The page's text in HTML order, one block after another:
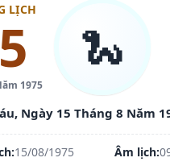
LỊCH
1975
🐍
Ngày 15 Tháng 8 Năm
15/08/1975 Âm lịch: